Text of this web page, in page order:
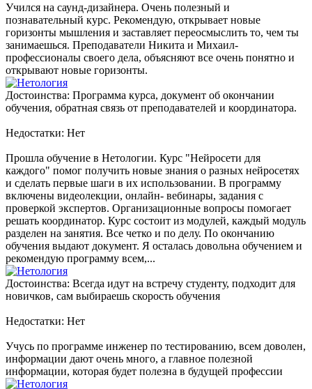
Учился на саунд-дизайнера. Очень полезный и
познавательный курс. Рекомендую, открывает новые
горизонты мышления и заставляет переосмыслить то, чем ты
занимаешься. Преподаватели Никита и Михаил-
профессионалы своего дела, объясняют все очень понятно и
открывают новые горизонты.
Достоинства: Программа курса, документ об окончании
обучения, обратная связь от преподавателей и координатора.
Недостатки: Нет
Прошла обучение в Нетологии. Курс "Нейросети для
каждого" помог получить новые знания о разных нейросетях
и сделать первые шаги в их использовании. В программу
включены видеолекции, онлайн- вебинары, задания с
проверкой экспертов. Организационные вопросы помогает
решать координатор. Курс состоит из модулей, каждый модуль
разделен на занятия. Все четко и по делу. По окончанию
обучения выдают документ. Я осталась довольна обучением и
рекомендую программу всем,...
Достоинства: Всегда идут на встречу студенту, подходит для
новичков, сам выбираешь скорость обучения
Недостатки: Нет
Учусь по программе инженер по тестированию, всем доволен,
информации дают очень много, а главное полезной
информации, которая будет полезна в будущей профессии